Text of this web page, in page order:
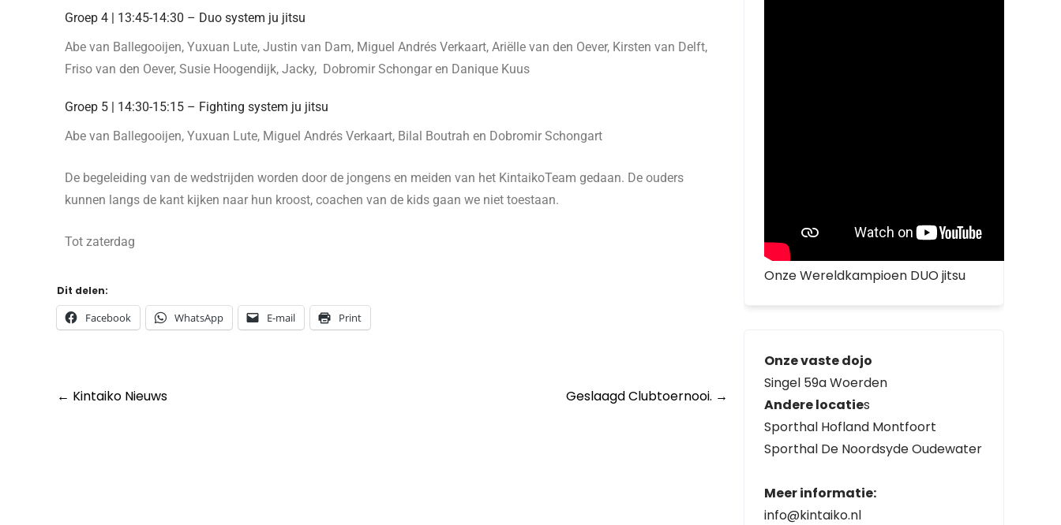
Groep 4 | 13:45-14:30 – Duo system ju jitsu
Abe van Ballegooijen, Yuxuan Lute, Justin van Dam, Miguel Andrés Verkaart, Ariëlle van den Oever, Kirsten van Delft,
Friso van den Oever, Susie Hoogendijk, Jacky, Dobromir Schongar en Danique Kuus
Groep 5 | 14:30-15:15 – Fighting system ju jitsu
Abe van Ballegooijen, Yuxuan Lute, Miguel Andrés Verkaart, Bilal Boutrah en Dobromir Schongart
De begeleiding van de wedstrijden worden door de jongens en meiden van het KintaikoTeam gedaan. De ouders
kunnen langs de kant kijken naar hun kroost, coachen van de kids gaan we niet toestaan.
Tot zaterdag
Dit delen:
Facebook WhatsApp E-mail Print
← Kintaiko Nieuws Geslaagd Clubtoernooi. →
Onze Wereldkampioen DUO jitsu
Onze vaste dojo
Singel 59a Woerden
Andere locaties
Sporthal Hofland Montfoort
Sporthal De Noordsyde Oudewater
Meer informatie:
info@kintaiko.nl